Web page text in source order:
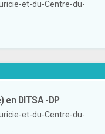
et-du-Centre-du-
en DITSA -DP
et-du-Centre-du-